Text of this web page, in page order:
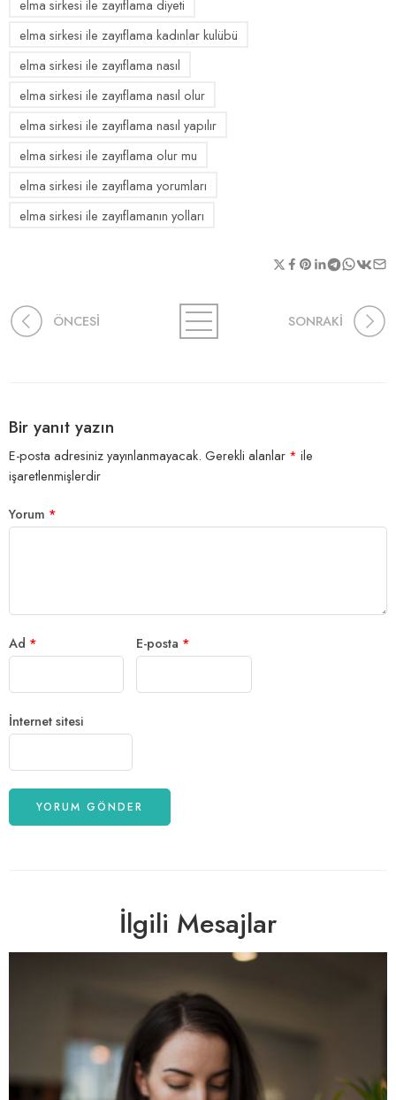
elma sirkesi ile zayıflama diyeti
elma sirkesi ile zayıflama kadınlar kulübü
elma sirkesi ile zayıflama nasıl
elma sirkesi ile zayıflama nasıl olur
elma sirkesi ile zayıflama nasıl yapılır
elma sirkesi ile zayıflama olur mu
elma sirkesi ile zayıflama yorumları
elma sirkesi ile zayıflamanın yolları
ÖNCESİ SONRAKİ
Bir yanıt yazın
E-posta adresiniz yayınlanmayacak. Gerekli alanlar * ile
işaretlenmişlerdir
Yorum *
Ad * E-posta *
İnternet sitesi
İlgili Mesajlar